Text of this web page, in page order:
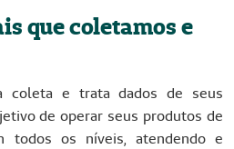
que coletamos e
coleta e trata dados de seus
de operar seus produtos de
todos os níveis, atendendo e